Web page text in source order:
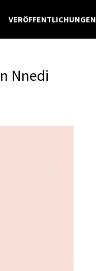
VERÖFFENTLICHUNGEN
Nnedi